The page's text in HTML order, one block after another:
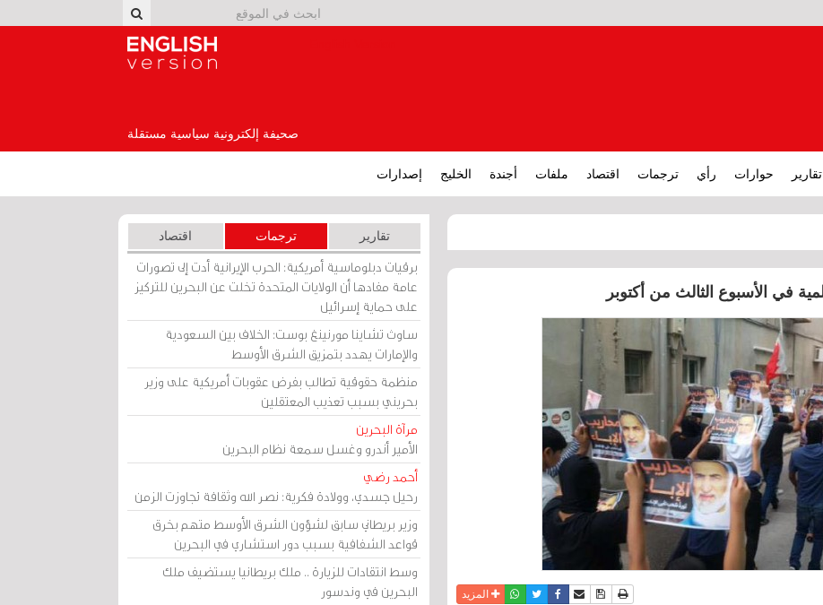
صحيفة إلكترونية سياسية مستقلة
تقارير حوارات رأي ترجمات اقتصاد ملفات أجندة الخليج إصدارات
نسخة للطباعة
حفظ الموضوع
أرسل الى صديق
فيسبوكتويترواتسابالمزيد
تقارير ترجمات اقتصاد
برقيات دبلوماسية أمريكية: الحرب الإيرانية أدت إلى تصورات
عامة مفادها أن الولايات المتحدة تخلت عن البحرين للتركيز
على حماية إسرائيل
ساوث تشاينا مورنينغ بوست: الخلاف بين السعودية
والإمارات يهدد بتمزيق الشرق الأوسط
منظمة حقوقية تطالب بفرض عقوبات أمريكية على وزير
بحريني بسبب تعذيب المعتقلين
مرآة البحرين
الأمير أندرو وغسل سمعة نظام البحرين
أحمد رضي
رحيل جسدي، وولادة فكرية: نصر الله وثقافة تجاوزت الزمن
وزير بريطاني سابق لشؤون الشرق الأوسط متهم بخرق
قواعد الشفافية بسبب دور استشاري في البحرين
وسط انتقادات للزيارة .. ملك بريطانيا يستضيف ملك
البحرين في وندسور